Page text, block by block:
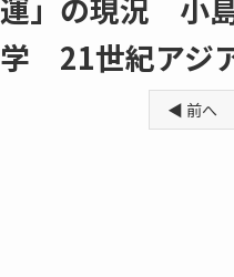
運」の現況 小
学 21世紀アジ
◀ 前へ